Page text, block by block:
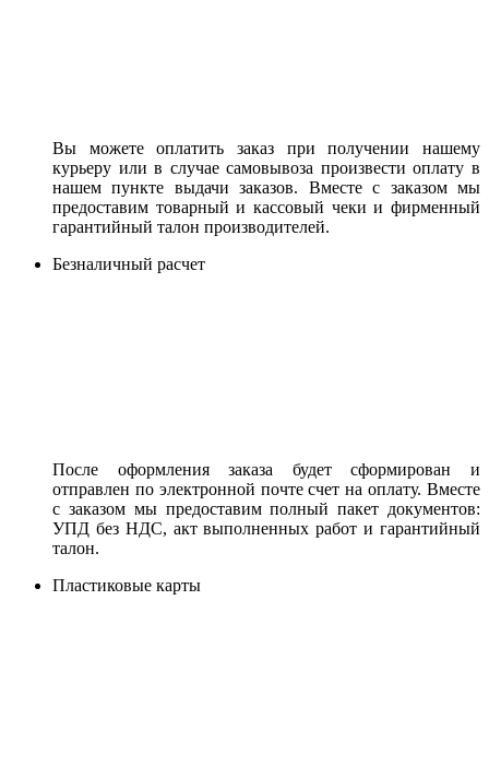
Вы можете оплатить заказ при получении нашему
курьеру или в случае самовывоза произвести оплату в
нашем пункте выдачи заказов. Вместе с заказом мы
предоставим товарный и кассовый чеки и фирменный
гарантийный талон производителей.
Безналичный расчет
После оформления заказа будет сформирован и
отправлен по электронной почте счет на оплату. Вместе
с заказом мы предоставим полный пакет документов:
УПД без НДС, акт выполненных работ и гарантийный
талон.
Пластиковые карты